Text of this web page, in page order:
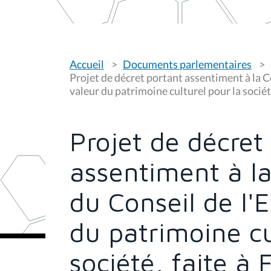
o
u
ê
:
Accueil
Documents parlementaires
Projet de décret portant assentiment à la
valeur du patrimoine culturel pour la
Projet de
assentiment à
du Conseil de
du patrimoine
société, faite à